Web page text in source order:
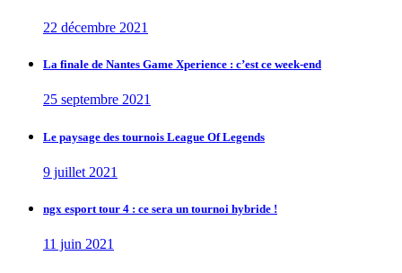
22 décembre 2021
La finale de Nantes Game Xperience : c’est ce week-end
25 septembre 2021
Le paysage des tournois League Of Legends
9 juillet 2021
ngx esport tour 4 : ce sera un tournoi hybride !
11 juin 2021